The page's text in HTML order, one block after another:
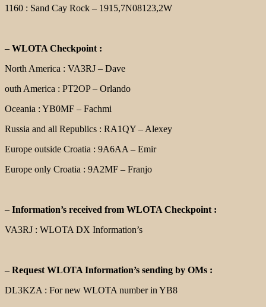
1160 : Sand Cay Rock – 1915,7N08123,2W
– WLOTA Checkpoint :
North America : VA3RJ – Dave
outh America : PT2OP – Orlando
Oceania : YB0MF – Fachmi
Russia and all Republics : RA1QY – Alexey
Europe outside Croatia : 9A6AA – Emir
Europe only Croatia : 9A2MF – Franjo
– Information’s received from WLOTA Checkpoint :
VA3RJ : WLOTA DX Information’s
– Request WLOTA Information’s sending by OMs :
DL3KZA : For new WLOTA number in YB8